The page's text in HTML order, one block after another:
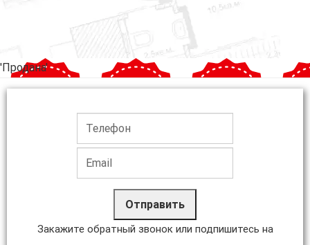
'Продана'
Отправить
Закажите обратный звонок или подпишитесь на